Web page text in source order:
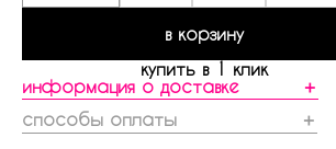
в корзину
купить в 1 клик
информация о доставке
＋
способы оплаты
＋